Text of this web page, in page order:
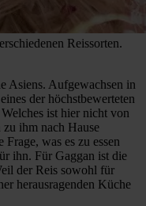
Reissorten.
Asiens. Aufgewachsen in
der höchstbewerteten
ist hier nicht von
ihm nach Hause
was es zu essen
ihn. Für Gaggan ist die
der Reis sowohl für
herausragenden Küche